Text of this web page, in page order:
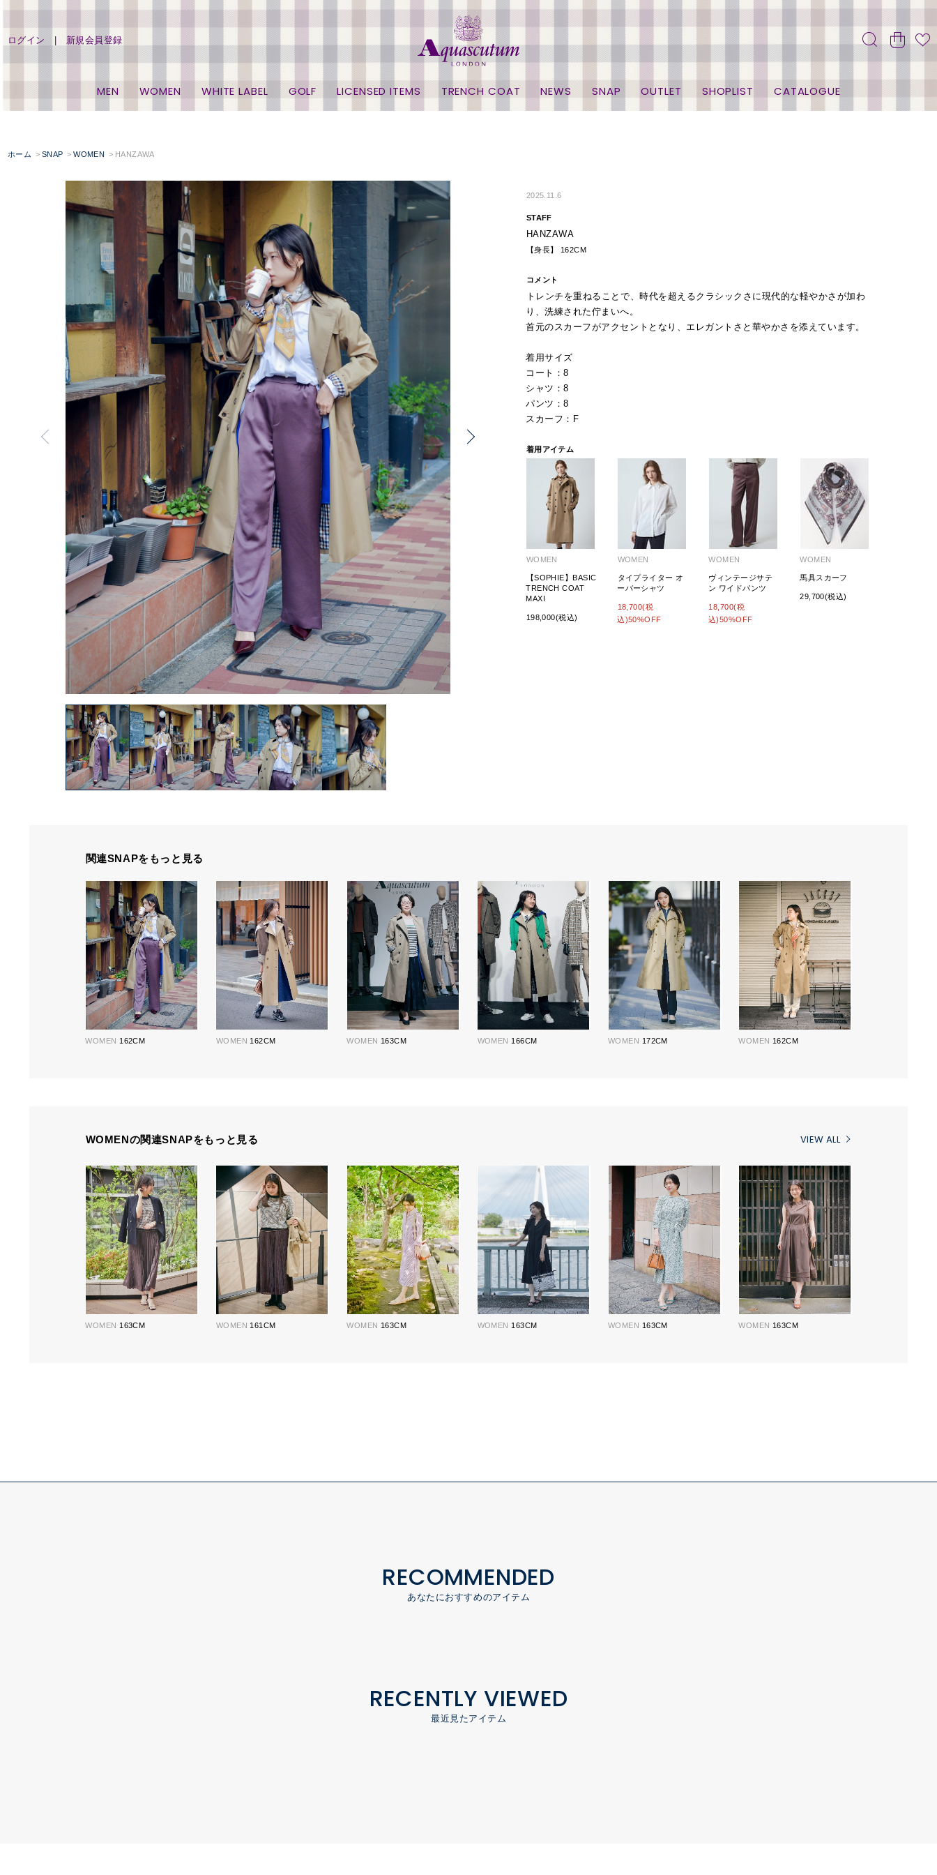
ログイン 新規会員登録
MEN WOMEN WHITE LABEL GOLF LICENSED ITEMS TRENCH COAT NEWS SNAP OUTLET SHOPLIST CATALOGUE
ホーム SNAP WOMEN HANZAWA
2025.11.6
STAFF
HANZAWA
【身長】 162CM
コメント
トレンチを重ねることで、時代を超えるクラシックさに現代的な軽やかさが加わ
り、洗練された佇まいへ。
首元のスカーフがアクセントとなり、エレガントさと華やかさを添えています。
着用サイズ
コート：8
シャツ：8
パンツ：8
スカーフ：F
着用アイテム
WOMEN
【SOPHIE】BASIC
TRENCH COAT
MAXI
198,000(税込)
WOMEN
タイプライター オ
ーバーシャツ
18,700(税
込)50%OFF
WOMEN
ヴィンテージサテ
ン ワイドパンツ
18,700(税
込)50%OFF
WOMEN
馬具スカーフ
29,700(税込)
関連SNAPをもっと見る
WOMEN 162CM WOMEN 162CM WOMEN 163CM WOMEN 166CM WOMEN 172CM WOMEN 162CM
WOMENの関連SNAPをもっと見る VIEW ALL
WOMEN 163CM WOMEN 161CM WOMEN 163CM WOMEN 163CM WOMEN 163CM WOMEN 163CM
RECOMMENDED
あなたにおすすめのアイテム
RECENTLY VIEWED
最近見たアイテム